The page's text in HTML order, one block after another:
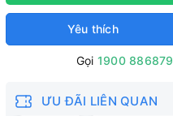
Yêu thích
Gọi 1900 886879
ƯU ĐÃI LIÊN QUAN